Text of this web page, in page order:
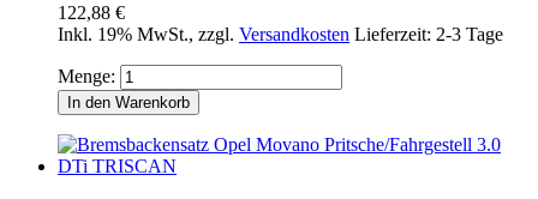
122,88 €
Inkl. 19% MwSt., zzgl. Versandkosten Lieferzeit: 2-3 Tage
Menge:
In den Warenkorb